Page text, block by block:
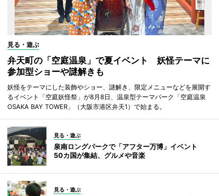
見る・遊ぶ
弁天町の「空庭温泉」で夏イベント 妖怪テーマに
参加型ショーや謎解きも
妖怪をテーマにした装飾やショー、謎解き、限定メニューなどを展開す
るイベント「空庭妖怪祭」が8月8日、温泉型テーマパーク「空庭温泉
OSAKA BAY TOWER」（大阪市港区弁天1）で始まる。
見る・遊ぶ
泉南ロングパークで「アフター万博」イベント
50カ国が集結、グルメや音楽
見る・遊ぶ